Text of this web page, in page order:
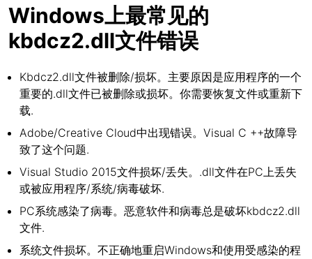
Windows上最常见的
kbdcz2.dll文件错误
Kbdcz2.dll文件被删除/损坏。主要原因是应用程序的一个
重要的.dll文件已被删除或损坏。你需要恢复文件或重新下
载.
Adobe/Creative Cloud中出现错误。Visual C ++故障导
致了这个问题.
Visual Studio 2015文件损坏/丢失。.dll文件在PC上丢失
或被应用程序/系统/病毒破坏.
PC系统感染了病毒。恶意软件和病毒总是破坏kbdcz2.dll
文件.
系统文件损坏。不正确地重启Windows和使用受感染的程